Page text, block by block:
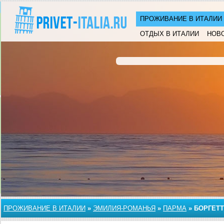
ПРОЖИВАНИЕ В ИТАЛИИ
ОТДЫХ В ИТАЛИИ
ПРОЖИВАНИЕ В ИТАЛИИ » ЭМИЛИЯ-РОМАНЬЯ » ПАРМА »